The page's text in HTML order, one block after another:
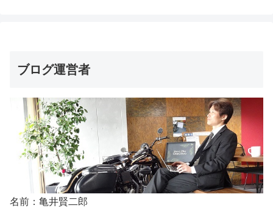
ブログ運営者
名前：亀井賢二郎